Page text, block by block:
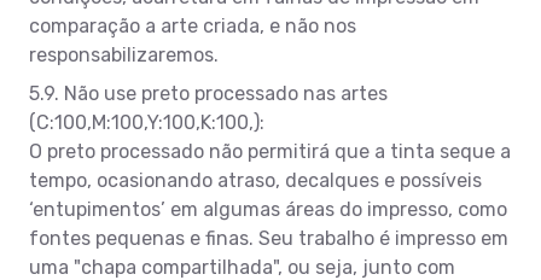
comparação a arte criada, e não nos
responsabilizaremos.
5.9. Não use preto processado nas artes
(C:100,M:100,Y:100,K:100,):
O preto processado não permitirá que a tinta seque a
tempo, ocasionando atraso, decalques e possíveis
‘entupimentos’ em algumas áreas do impresso, como
fontes pequenas e finas. Seu trabalho é impresso em
uma "chapa compartilhada", ou seja, junto com